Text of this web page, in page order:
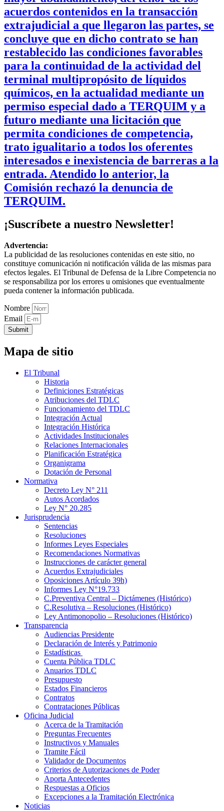
acuerdos contenidos en la transacción
extrajudicial a que llegaron las partes, se
concluye que en dicho contrato se han
restablecido las condiciones favorables
para la continuidad de la actividad del
terminal multipropósito de líquidos
químicos, en la actualidad mediante un
permiso especial dado a TERQUIM y a
futuro mediante una licitación que
permita condiciones de competencia,
trato igualitario a todos los oferentes
interesados e inexistencia de barreras a la
entrada. Atendido lo anterior, la
Comisión rechazó la denuncia de
TERQUIM.
¡Suscríbete a nuestro Newsletter!
Advertencia:
La publicidad de las resoluciones contenidas en este sitio, no
constituye comunicación ni notificación válida de las mismas para
efectos legales. El Tribunal de Defensa de la Libre Competencia no
se responsabiliza por los errores u omisiones que eventualmente
pueda contener la información publicada.
Nombre
Email
Submit
Mapa de sitio
El Tribunal
Historia
Definiciones Estratégicas
Atribuciones del TDLC
Funcionamiento del TDLC
Integración Actual
Integración Histórica
Actividades Institucionales
Relaciones Internacionales
Planificación Estratégica
Organigrama
Dotación de Personal
Normativa
Decreto Ley N° 211
Autos Acordados
Ley N° 20.285
Jurisprudencia
Sentencias
Resoluciones
Informes Leyes Especiales
Recomendaciones Normativas
Instrucciones de carácter general
Acuerdos Extrajudiciales
Oposiciones Artículo 39h)
Informes Ley N°19.733
C.Preventiva Central – Dictámenes (Histórico)
C.Resolutiva – Resoluciones (Histórico)
Ley Antimonopolio – Resoluciones (Histórico)
Transparencia
Audiencias Presidente
Declaración de Interés y Patrimonio
Estadísticas
Cuenta Pública TDLC
Anuarios TDLC
Presupuesto
Estados Financieros
Contratos
Contrataciones Públicas
Oficina Judicial
Acerca de la Tramitación
Preguntas Frecuentes
Instructivos y Manuales
Tramite Fácil
Validador de Documentos
Criterios de Autorizaciones de Poder
Aporta Antecedentes
Respuestas a Oficios
Excepciones a la Tramitación Electrónica
Noticias